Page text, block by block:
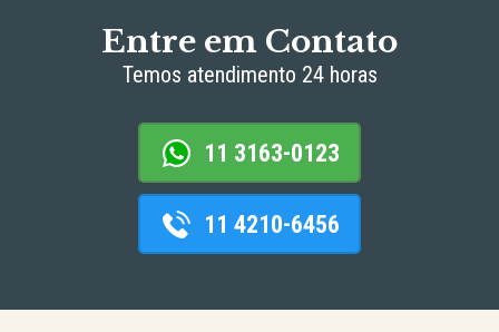
Entre em Contato
Temos atendimento 24 horas
11 3163-0123
11 4210-6456